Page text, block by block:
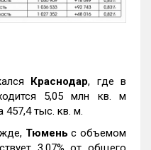
Краснодар, где в
5,05 млн кв. м
457,4 тыс. кв. м.
Тюмень с объемом